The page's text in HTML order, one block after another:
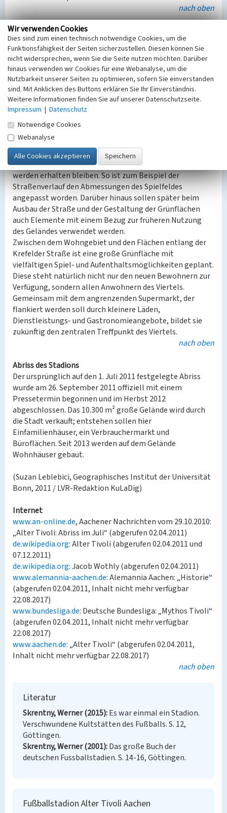
nach oben
Zukünftige Planungen
Entlang der Krefelder Straße sollen ein Hotel,
Büroflächen und ein Supermarkt entstehen. Der größte
der Teil des Grundstückes soll als Wohngebiet entwickelt
werden mit Einfamilienhäusern als Einzel-, Doppel- oder
Reihenhäuser. In Teilbereichen wird auch
Geschosswohnungsbau entstehen. Besonders interessant
ist, dass bei dem städtebaulichen Konzeptes der Erhalt
des Würselener Walls eine wichtige Rolle spielt. Er soll
den Bau von nach Süden ausgerichteten Terrassenhäusern
ermöglichen.
Nicht nur der Würselener Wall wird dauerhaft bestehen
bleiben, auch andere Reminiszenzen an das alte Stadion
werden erhalten bleiben. So ist zum Beispiel der
Straßenverlauf den Abmessungen des Spielfeldes
angepasst worden. Darüber hinaus sollen später beim
Ausbau der Straße und der Gestaltung der Grünflächen
auch Elemente mit einem Bezug zur früheren Nutzung
des Geländes verwendet werden.
Zwischen dem Wohngebiet und den Flächen entlang der
Krefelder Straße ist eine große Grünfläche mit
vielfältigen Spiel- und Aufenthaltsmöglichkeiten geplant.
Diese steht natürlich nicht nur den neuen Bewohnern zur
Verfügung, sondern allen Anwohnern des Viertels.
Gemeinsam mit dem angrenzenden Supermarkt, der
flankiert werden soll durch kleinere Läden,
Dienstleistungs- und Gastronomieangebote, bildet sie
zukünftig den zentralen Treffpunkt des Viertels.
nach oben
Abriss des Stadions
Der ursprünglich auf den 1. Juli 2011 festgelegte Abriss
wurde am 26. September 2011 offiziell mit einem
Pressetermin begonnen und im Herbst 2012
abgeschlossen. Das 10.300 m² große Gelände wird durch
die Stadt verkauft; entstehen sollen hier
Einfamilienhäuser, ein Verbrauchermarkt und
Büroflächen. Seit 2013 werden auf dem Gelände
Wohnhäuser gebaut.
(Suzan Leblebici, Geographisches Institut der Universität
Bonn, 2011 / LVR-Redaktion KuLaDig)
Internet
www.an-online.de, Aachener Nachrichten vom 29.10.2010:
„Alter Tivoli: Abriss im Juli“ (abgerufen 02.04.2011)
de.wikipedia.org: Alter Tivoli (abgerufen 02.04.2011 und
07.12.2011)
de.wikipedia.org: Jacob Wothly (abgerufen 02.04.2011)
www.alemannia-aachen.de: Alemannia Aachen: „Historie“
(abgerufen 02.04.2011, Inhalt nicht mehr verfügbar
22.08.2017)
www.bundesliga.de: Deutsche Bundesliga: „Mythos Tivoli“
(abgerufen 02.04.2011, Inhalt nicht mehr verfügbar
22.08.2017)
www.aachen.de: „Alter Tivoli“ (abgerufen 02.04.2011,
Inhalt nicht mehr verfügbar 22.08.2017)
nach oben
Literatur
Skrentny, Werner (2015) Es war einmal ein Stadion.
Verschwundene Kultstätten des Fußballs. S. 12,
Göttingen.
Skrentny, Werner (2001) Das große Buch der
deutschen Fussballstadien. S. 14-16, Göttingen.
Fußballstadion Alter Tivoli Aachen
Wir verwenden Cookies
Dies sind zum einen technisch notwendige Cookies, um die
Funktionsfähigkeit der Seiten sicherzustellen. Diesen können Sie
nicht widersprechen, wenn Sie die Seite nutzen möchten. Darüber
hinaus verwenden wir Cookies für eine Webanalyse, um die
Nutzbarkeit unserer Seiten zu optimieren, sofern Sie einverstanden
sind. Mit Anklicken des Buttons erklären Sie Ihr Einverständnis.
Weitere Informationen finden Sie auf unserer Datenschutzseite.
Impressum | Datenschutz
Notwendige Cookies
Webanalyse